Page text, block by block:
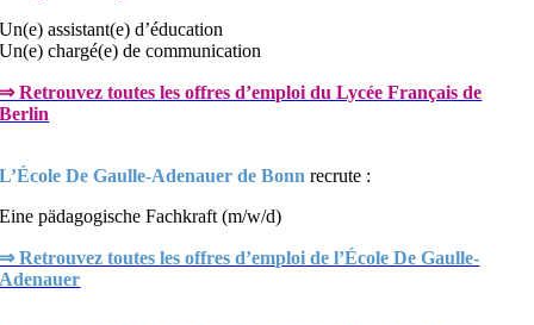
Un(e) assistant(e) d’éducation
Un(e) chargé(e) de communication
⇒ Retrouvez toutes les offres d’emploi du Lycée Français de
Berlin
L’École De Gaulle-Adenauer de Bonn recrute :
Eine pädagogische Fachkraft (m/w/d)
⇒ Retrouvez toutes les offres d’emploi de l’École De Gaulle-
Adenauer